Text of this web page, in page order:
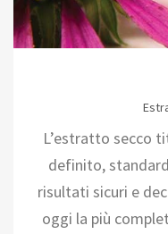
L’estratto secco
definito,
risultati sicuri e
oggi la più